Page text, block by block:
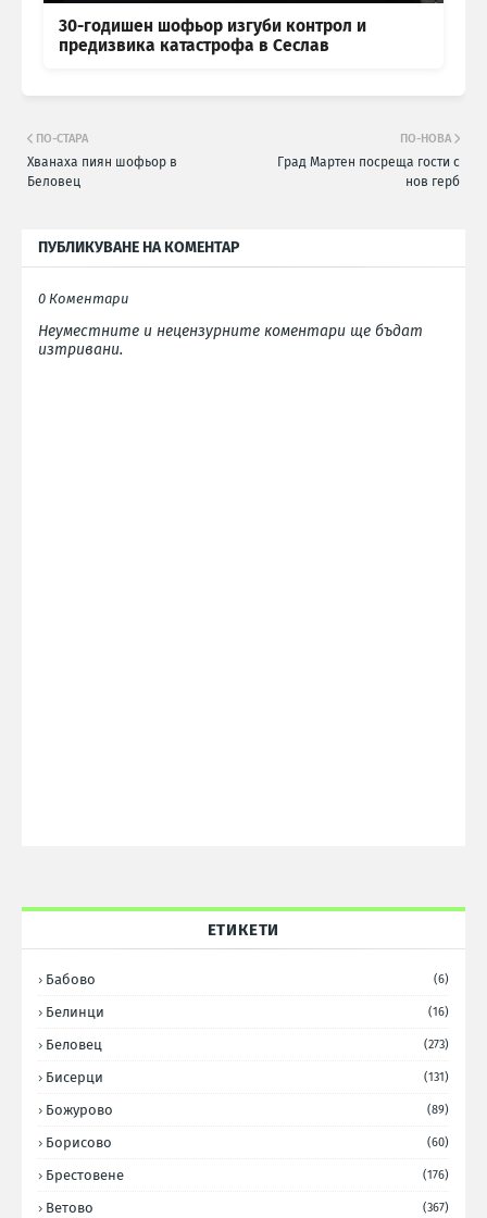
30-годишен шофьор изгуби контрол и
предизвика катастрофа в Сеслав
ПО-НОВА
Град Мартен посреща гости с
нов герб
ПО-СТАРА
Хванаха пиян шофьор в
Беловец
ПУБЛИКУВАНЕ НА КОМЕНТАР
0 Коментари
Неуместните и нецензурните коментари ще бъдат
изтривани.
ЕТИКЕТИ
Бабово (6)
Белинци (16)
Беловец (273)
Бисерци (131)
Божурово (89)
Борисово (60)
Брестовене (176)
Ветово (367)